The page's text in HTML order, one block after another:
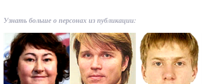
Узнать больше о персонах из публикации: